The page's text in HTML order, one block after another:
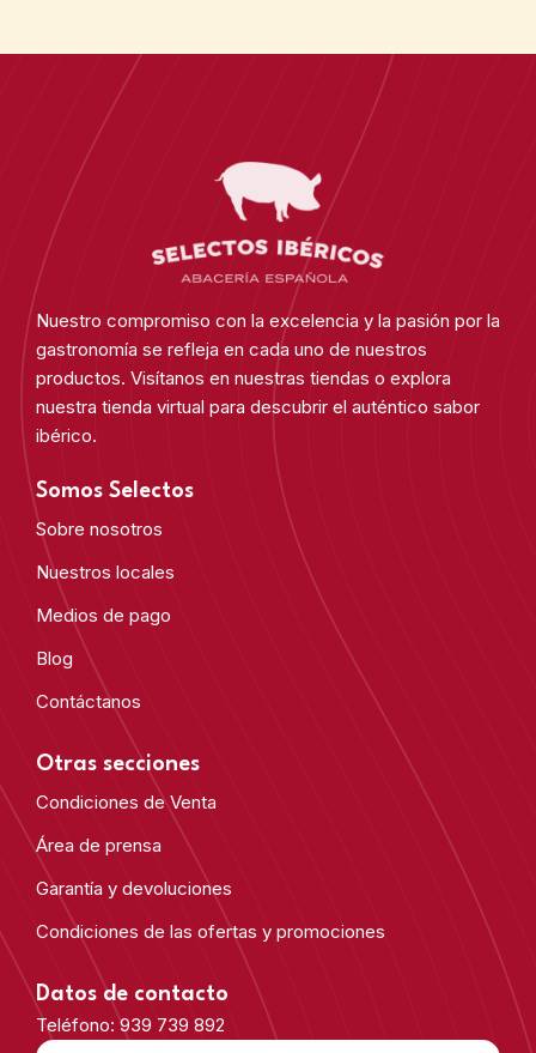
Nuestro compromiso con la excelencia y la pasión por la
gastronomía se refleja en cada uno de nuestros
productos. Visítanos en nuestras tiendas o explora
nuestra tienda virtual para descubrir el auténtico sabor
ibérico.
Somos Selectos
Sobre nosotros
Nuestros locales
Medios de pago
Blog
Contáctanos
Otras secciones
Condiciones de Venta
Área de prensa
Garantía y devoluciones
Condiciones de las ofertas y promociones
Datos de contacto
Teléfono: 939 739 892